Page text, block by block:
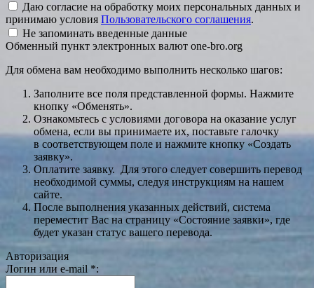
Даю согласие на обработку моих персональных данных и
принимаю условия Пользовательского соглашения.
Не запоминать введенные данные
Обменный пункт электронных валют one-bro.org
Для обмена вам необходимо выполнить несколько шагов:
Заполните все поля представленной формы. Нажмите
кнопку «Обменять».
Ознакомьтесь с условиями договора на оказание услуг
обмена, если вы принимаете их, поставьте галочку
в соответствующем поле и нажмите кнопку «Создать
заявку».
Оплатите заявку. Для этого следует совершить перевод
необходимой суммы, следуя инструкциям на нашем
сайте.
После выполнения указанных действий, система
переместит Вас на страницу «Состояние заявки», где
будет указан статус вашего перевода.
Авторизация
Логин или e-mail *: